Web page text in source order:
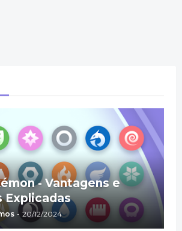
- Vantagens e
Explicadas
- 20/12/2024